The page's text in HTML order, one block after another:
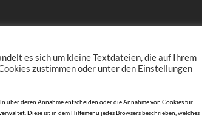
es sich um kleine Textdateien, die auf Ihrem
zustimmen oder unter den Einstellungen
über deren Annahme entscheiden oder die Annahme von Cookies für
Diese ist in dem Hilfemenü jedes Browsers beschrieben, welches